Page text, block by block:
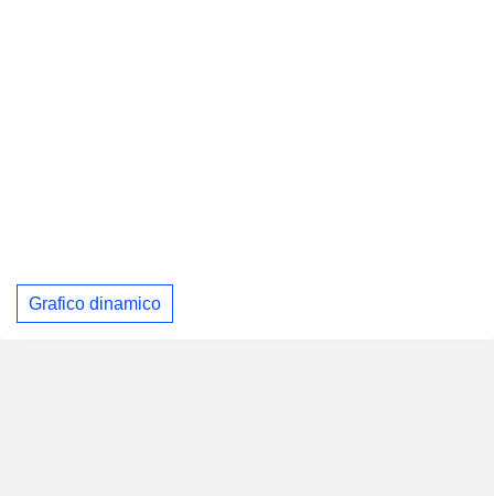
Grafico dinamico